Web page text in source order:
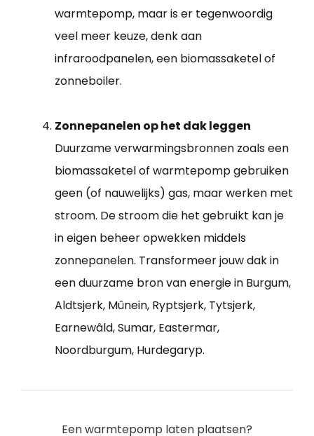
warmtepomp, maar is er tegenwoordig
veel meer keuze, denk aan
infraroodpanelen, een biomassaketel of
zonneboiler.
Zonnepanelen op het dak leggen
Duurzame verwarmingsbronnen zoals een
biomassaketel of warmtepomp gebruiken
geen (of nauwelijks) gas, maar werken met
stroom. De stroom die het gebruikt kan je
in eigen beheer opwekken middels
zonnepanelen. Transformeer jouw dak in
een duurzame bron van energie in Burgum,
Aldtsjerk, Mûnein, Ryptsjerk, Tytsjerk,
Earnewâld, Sumar, Eastermar,
Noordburgum, Hurdegaryp.
Een warmtepomp laten plaatsen?